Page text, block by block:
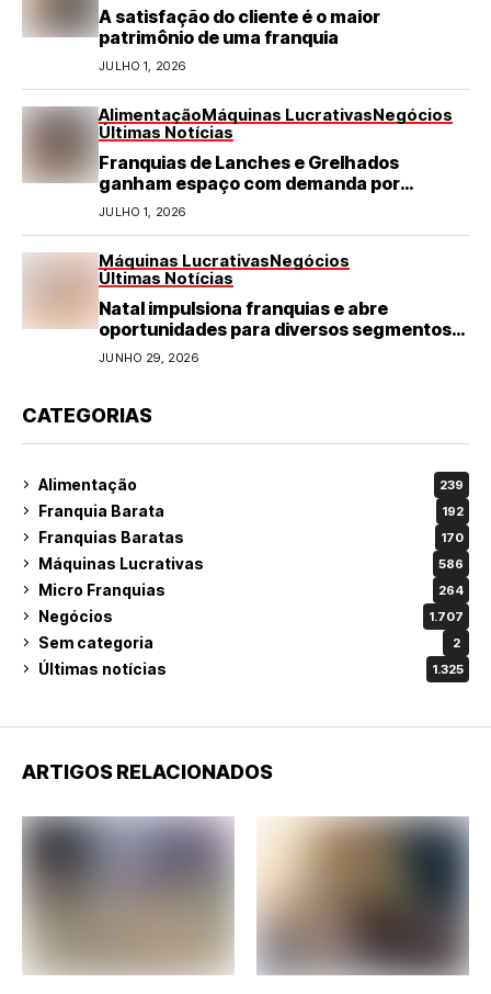
A satisfação do cliente é o maior
patrimônio de uma franquia
JULHO 1, 2026
AlimentaçãoMáquinas LucrativasNegócios
Últimas Notícias
Franquias de Lanches e Grelhados
ganham espaço com demanda por
refeições rápidas e de qualidade
JULHO 1, 2026
Máquinas LucrativasNegócios
Últimas Notícias
Natal impulsiona franquias e abre
oportunidades para diversos segmentos
do varejo
JUNHO 29, 2026
CATEGORIAS
Alimentação 239
Franquia Barata 192
Franquias Baratas 170
Máquinas Lucrativas 586
Micro Franquias 264
Negócios 1.707
Sem categoria 2
Últimas notícias 1.325
ARTIGOS RELACIONADOS